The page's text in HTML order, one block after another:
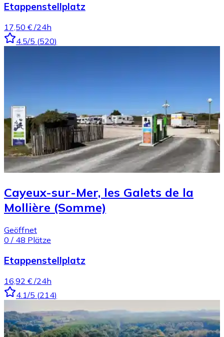
Etappenstellplatz
17,50 € /24h
4.5/5 (520)
Cayeux-sur-Mer, les Galets de la
Mollière (Somme)
Geöffnet
0 / 48 Plätze
Etappenstellplatz
16,92 € /24h
4.1/5 (214)